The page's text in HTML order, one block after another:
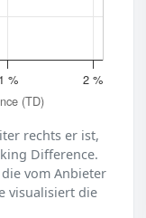
(TD)
1 % 2 %
rechts er ist,
Difference.
vom Anbieter
visualisiert die